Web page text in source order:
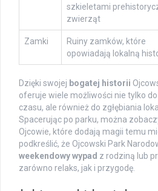
szkieletami
zwierząt
Zamki
Ruiny zamków, które
opowiadają lokalną
Dzięki swojej bogatej historii
oferuje wiele możliwości nie tylko
czasu, ale również do zgłębiania
Spacerując po parku, można
Ojcowie, które dodają magii temu
podkreślić, że Ojcowski Park
weekendowy wypad z rodziną lub
zarówno relaks, jak i przygodę.